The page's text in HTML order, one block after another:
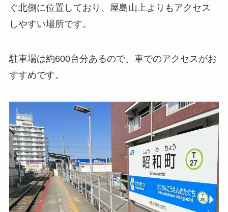
ぐ北側に位置しており、屋島山上よりもアクセス
しやすい場所です。
駐車場は約600台分あるので、車でのアクセスがお
すすめです。